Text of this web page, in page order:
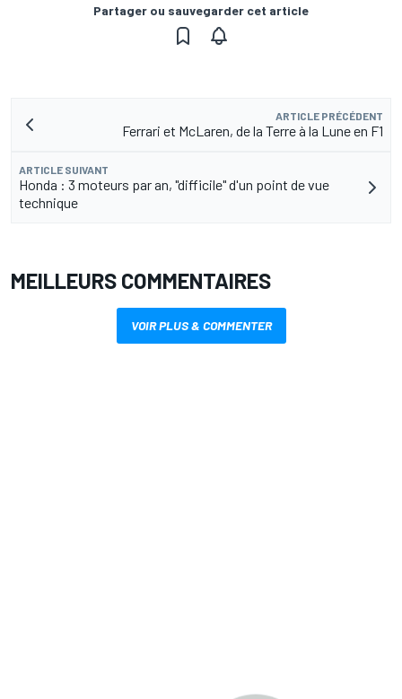
Partager ou sauvegarder cet article
ARTICLE PRÉCÉDENT
Ferrari et McLaren, de la Terre à la Lune en F1
ARTICLE SUIVANT
Honda : 3 moteurs par an, "difficile" d'un point de vue
technique
MEILLEURS COMMENTAIRES
VOIR PLUS & COMMENTER